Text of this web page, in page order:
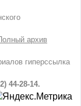
архив
гиперссылка
44-28-14.